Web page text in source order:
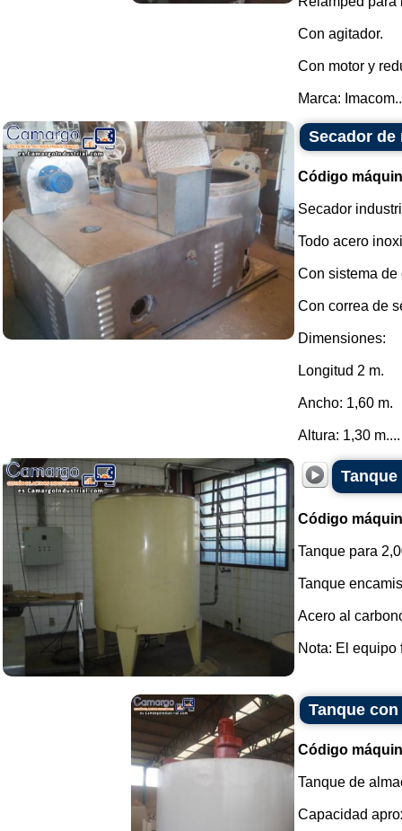
Con agitador.
Con motor y
Marca:
Secador de
Código
Secador
Todo acero
Con sistema
Con correa de
Dimensiones:
Longitud 2 m.
Ancho: 1,60 m.
Altura: 1,30 m....
Código
Tanque para
Tanque
Acero al
Nota: El equipo
Tanque
Código
Tanque de
Capacidad